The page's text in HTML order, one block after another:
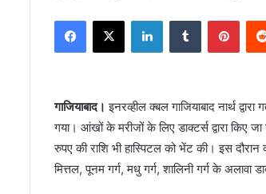
Facebook
X LinkedInTumblr
गाजियाबाद।इनरव्हील क्बल गाजियाबाद नार्थ
गया। आंखों के मरीजों के लिए डाक्टर्स द्वारा किए
रुपए की राशि भी हास्पिटल को भेंट की। इस दौरान
मित्तल, पूनम गर्ग, मधु गर्ग, शालिनी गर्ग के